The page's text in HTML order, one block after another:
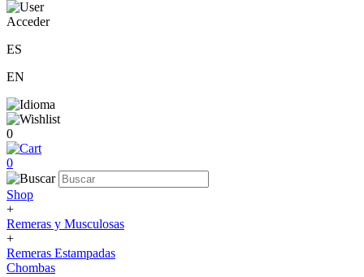
Acceder
ES
EN
0
0
Shop
+
Remeras y Musculosas
+
Remeras Estampadas
Chombas